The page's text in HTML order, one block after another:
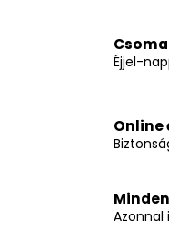
Éjjel-
Online
Azonnal